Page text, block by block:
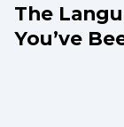
The
You’ve